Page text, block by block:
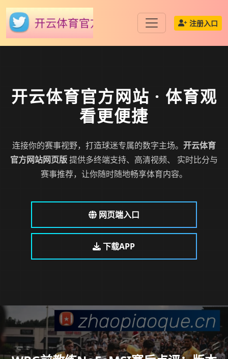
注册入口
开云体育官方网站 · 体育观
看更便捷
连接你的赛事视野，打造球迷专属的数字主场。 开云体育
官方网站网页版提供多终端支持、高清视频、 实时比分与
赛事推荐，让你随时随地畅享体育内容。
网页端入口
下载APP